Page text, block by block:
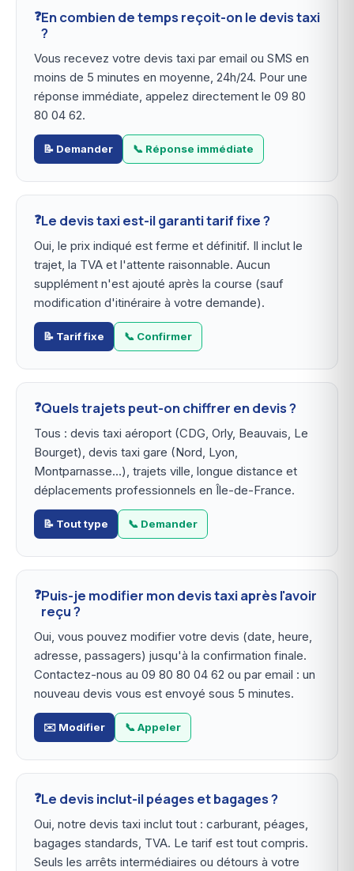
En combien de temps reçoit-on le devis taxi
?
Vous recevez votre devis taxi par email ou SMS en
moins de 5 minutes en moyenne, 24h/24. Pour une
réponse immédiate, appelez directement le 09 80
80 04 62.
📝 Demander 📞 Réponse immédiate
Le devis taxi est-il garanti tarif fixe ?
Oui, le prix indiqué est ferme et définitif. Il inclut le
trajet, la TVA et l'attente raisonnable. Aucun
supplément n'est ajouté après la course (sauf
modification d'itinéraire à votre demande).
📝 Tarif fixe 📞 Confirmer
Quels trajets peut-on chiffrer en devis ?
Tous : devis taxi aéroport (CDG, Orly, Beauvais, Le
Bourget), devis taxi gare (Nord, Lyon,
Montparnasse…), trajets ville, longue distance et
déplacements professionnels en Île-de-France.
📝 Tout type 📞 Demander
Puis-je modifier mon devis taxi après l'avoir
reçu ?
Oui, vous pouvez modifier votre devis (date, heure,
adresse, passagers) jusqu'à la confirmation finale.
Contactez-nous au 09 80 80 04 62 ou par email : un
nouveau devis vous est envoyé sous 5 minutes.
✉️ Modifier 📞 Appeler
Le devis inclut-il péages et bagages ?
Oui, notre devis taxi inclut tout : carburant, péages,
bagages standards, TVA. Le tarif est tout compris.
Seuls les arrêts intermédiaires ou détours à votre